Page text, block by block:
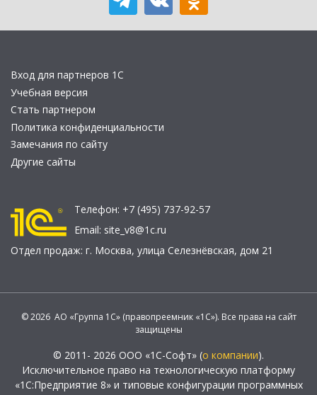
Вход для партнеров 1С
Учебная версия
Стать партнером
Политика конфиденциальности
Замечания по сайту
Другие сайты
Телефон: +7 (495) 737-92-57
Email: site_v8@1c.ru
Отдел продаж: г. Москва, улица Селезнёвская, дом 21
© 2026 АО «Группа 1С» (правопреемник «1С»). Все права на сайт
защищены
© 2011- 2026 ООО «1С-Софт» (о компании).
Исключительное право на технологическую платформу
«1С:Предприятие 8» и типовые конфигурации программных